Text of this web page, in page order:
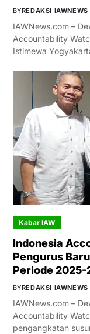
BYREDAKSI IAWNEWS
IAWNews.com –
Accountability
Istimewa
Kabar IAW
Indonesia
Pengurus
Periode 2025-
BYREDAKSI IAWNEWS
IAWNews.com –
Accountability
pengangkatan